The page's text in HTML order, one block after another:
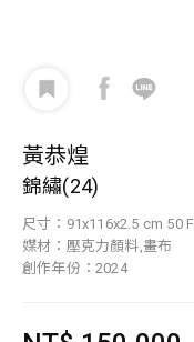
黃恭煌
錦繡(24)
尺寸：91x116x2.5 cm 50 F
媒材：壓克力顏料,畫布
創作年份：2024